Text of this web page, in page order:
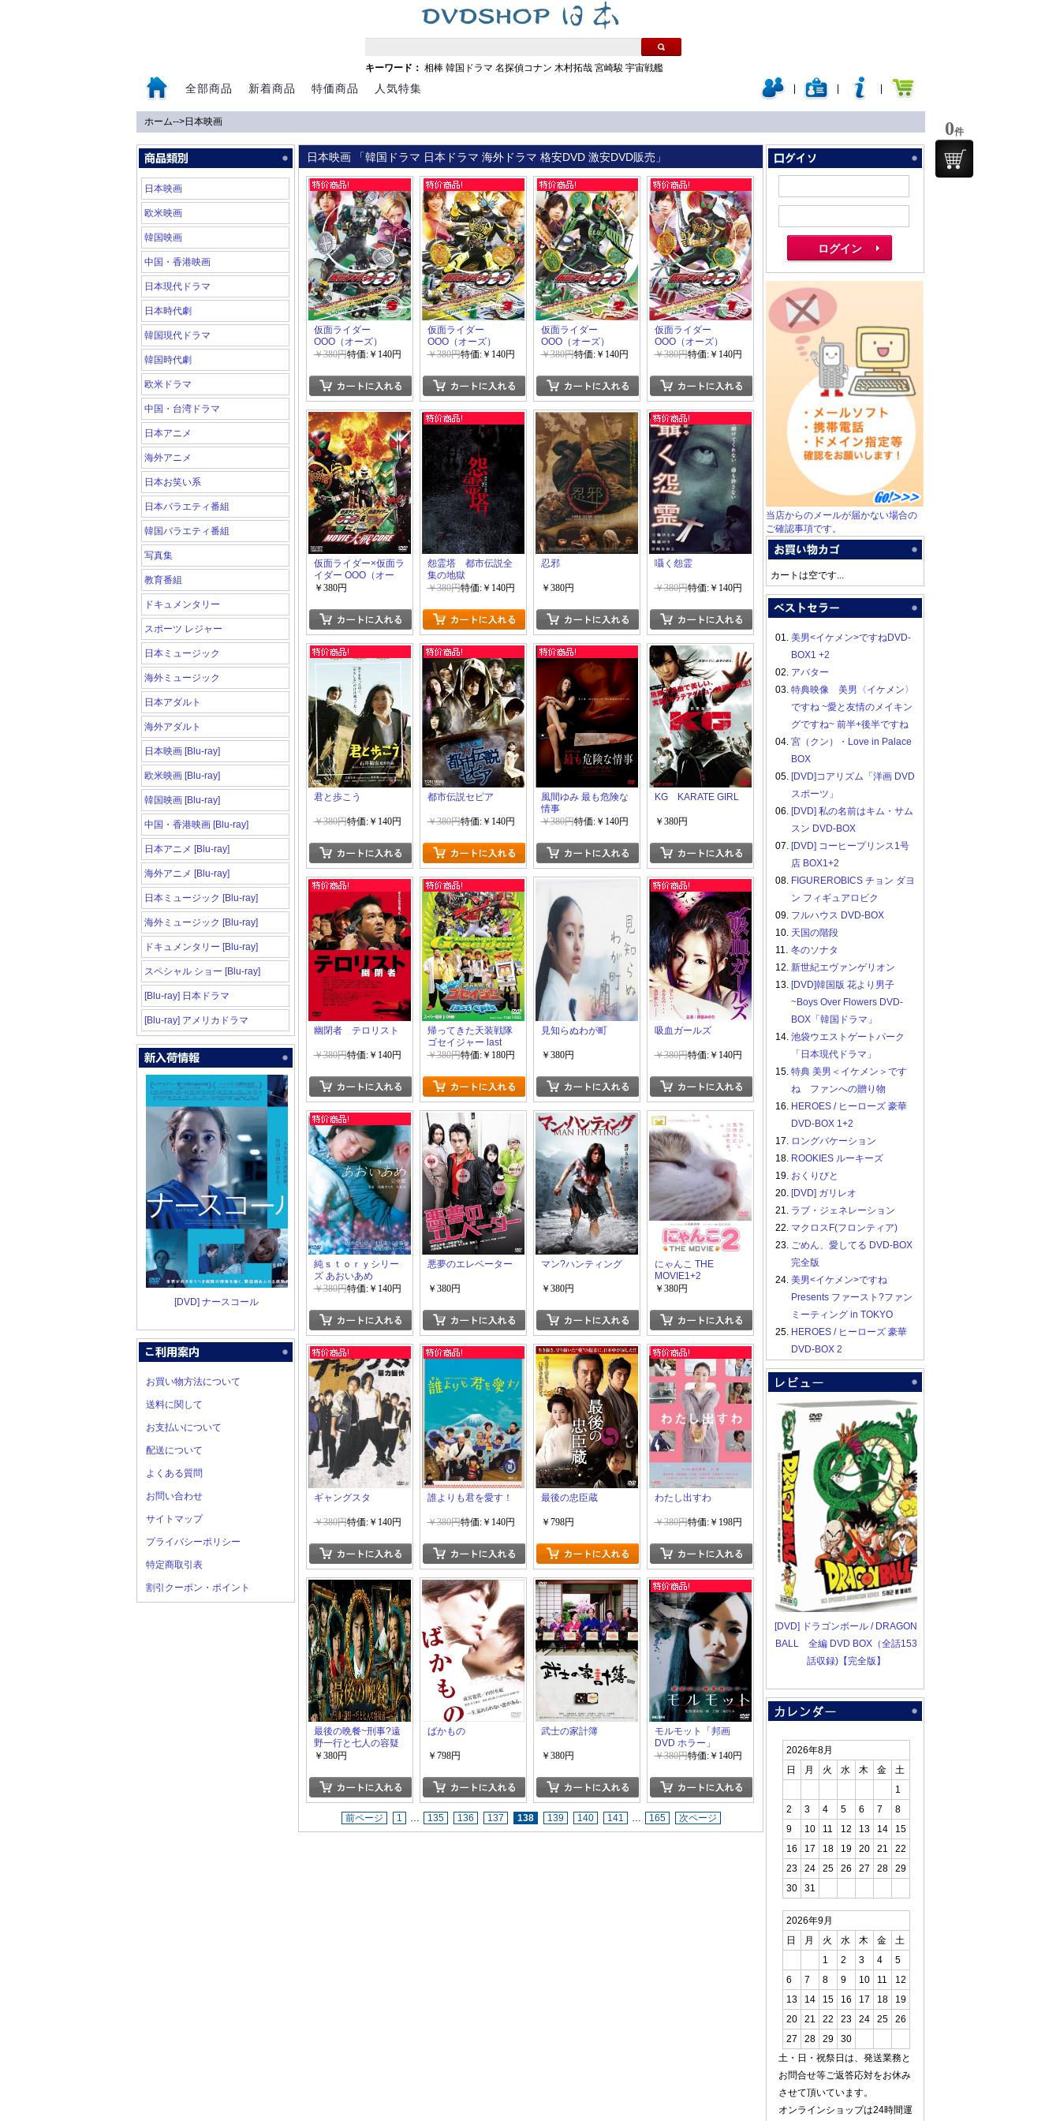
キーワード： 相棒 韓国ドラマ 名探偵コナン 木村拓哉 宮崎駿 宇宙戦艦
全部商品 新着商品 特価商品 人気特集
ホーム-->日本映画
日本映画
欧米映画
韓国映画
中国・香港映画
日本現代ドラマ
日本時代劇
韓国現代ドラマ
韓国時代劇
欧米ドラマ
中国・台湾ドラマ
日本アニメ
海外アニメ
日本お笑い系
日本バラエティ番組
韓国バラエティ番組
写真集
教育番組
ドキュメンタリー
スポーツ レジャー
日本ミュージック
海外ミュージック
日本アダルト
海外アダルト
日本映画 [Blu-ray]
欧米映画 [Blu-ray]
韓国映画 [Blu-ray]
中国・香港映画 [Blu-ray]
日本アニメ [Blu-ray]
海外アニメ [Blu-ray]
日本ミュージック [Blu-ray]
海外ミュージック [Blu-ray]
ドキュメンタリー [Blu-ray]
スペシャル ショー [Blu-ray]
[Blu-ray] 日本ドラマ
[Blu-ray] アメリカドラマ
[DVD] ナースコール
お買い物方法について
送料に関して
お支払いについて
配送について
よくある質問
お問い合わせ
サイトマップ
プライバシーポリシー
特定商取引表
割引クーポン・ポイント
日本映画 「韓国ドラマ 日本ドラマ 海外ドラマ 格安DVD 激安DVD販売」
仮面ライダー
OOO（オーズ）
VOL.5
￥380円特価:￥140円
仮面ライダー
OOO（オーズ）
VOL.3
￥380円特価:￥140円
仮面ライダー
OOO（オーズ）
VOL.2
￥380円特価:￥140円
仮面ライダー
OOO（オーズ）
VOL.1
￥380円特価:￥140円
仮面ライダー×仮面ラ
イダー OOO（オー
ズ）&W（ダブル）
戦CORE
￥380円
怨霊塔 都市伝説全
集の地獄
￥380円特価:￥140円
忍邪
￥380円
囁く怨霊
￥380円特価:￥140円
君と歩こう
￥380円特価:￥140円
都市伝説セピア
￥380円特価:￥140円
風間ゆみ 最も危険な
情事
￥380円特価:￥140円
KG KARATE GIRL
￥380円
幽閉者 テロリスト
￥380円特価:￥140円
帰ってきた天装戦隊
ゴセイジャー last
epic
￥380円特価:￥180円
見知らぬわが町
￥380円
吸血ガールズ
￥380円特価:￥140円
純ｓｔｏｒｙシリー
ズ あおいあめ
￥380円特価:￥140円
悪夢のエレベーター
￥380円
マン?ハンティング
￥380円
にゃんこ THE
MOVIE1+2
￥380円
ギャングスタ
￥380円特価:￥140円
誰よりも君を愛す！
￥380円特価:￥140円
最後の忠臣蔵
￥798円
わたし出すわ
￥380円特価:￥198円
最後の晩餐~刑事?遠
野一行と七人の容疑
者~
￥380円
ばかもの
￥798円
武士の家計簿
￥380円
モルモット「邦画
DVD ホラー」
￥380円特価:￥140円
前ページ 1 … 135 136 137 138 139 140 141 … 165 次ページ
当店からのメールが届かない場合の
ご確認事項です。
カートは空です...
01. 美男<イケメン>ですねDVD-
BOX1 +2
02. アバター
03. 特典映像 美男〈イケメン〉
ですね ~愛と友情のメイキン
グですね~ 前半+後半ですね
04. 宮（クン）・Love in Palace
BOX
05. [DVD]コアリズム「洋画 DVD
スポーツ」
06. [DVD] 私の名前はキム・サム
スン DVD-BOX
07. [DVD] コーヒープリンス1号
店 BOX1+2
08. FIGUREROBICS チョン ダヨ
ン フィギュアロビク
09. フルハウス DVD-BOX
10. 天国の階段
11. 冬のソナタ
12. 新世紀エヴァンゲリオン
13. [DVD]韓国版 花より男子
~Boys Over Flowers DVD-
BOX「韓国ドラマ」
14. 池袋ウエストゲートパーク
「日本現代ドラマ」
15. 特典 美男＜イケメン＞です
ね ファンへの贈り物
16. HEROES / ヒーローズ 豪華
DVD-BOX 1+2
17. ロングバケーション
18. ROOKIES ルーキーズ
19. おくりびと
20. [DVD] ガリレオ
21. ラブ・ジェネレーション
22. マクロスF(フロンティア)
23. ごめん、愛してる DVD-BOX
完全版
24. 美男<イケメン>ですね
Presents ファースト?ファン
ミーティング in TOKYO
25. HEROES / ヒーローズ 豪華
DVD-BOX 2
[DVD] ドラゴンボール / DRAGON
BALL 全編 DVD BOX（全話153
話収録)【完全版】
2026年8月
日
月 火 水 木 金
土
1
2
3 4 5 6 7
8
9
10 11 12 13 14
15
16
17 18 19 20 21
22
23
24 25 26 27 28
29
30
31
2026年9月
日
月 火 水 木 金
土
1
2 3 4
5
6
7 8 9 10 11
12
13
14 15 16 17 18
19
20
21 22 23 24 25
26
27
28 29
30
土・日・祝祭日は、発送業務と
お問合せ等ご返答応対をお休み
させて頂いています。
オンラインショップは24時間運
0件
0